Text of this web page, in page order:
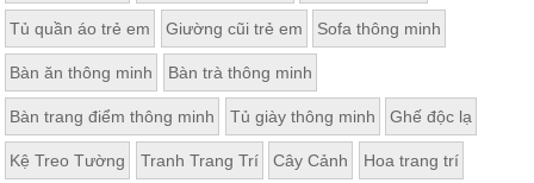
Tủ quần áo trẻ em Giường cũi trẻ em Sofa thông minh
Bàn ăn thông minh Bàn trà thông minh
Bàn trang điểm thông minh Tủ giày thông minh Ghế độc lạ
Kệ Treo Tường Tranh Trang Trí Cây Cảnh Hoa trang trí